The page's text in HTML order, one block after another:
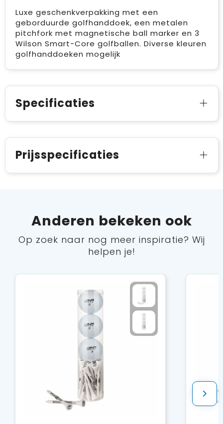
Luxe geschenkverpakking met een
geborduurde golfhanddoek, een metalen
pitchfork met magnetische ball marker en 3
Wilson Smart-Core golfballen. Diverse kleuren
golfhanddoeken mogelijk
Specificaties
Prijsspecificaties
Anderen bekeken ook
Op zoek naar nog meer inspiratie? Wij
helpen je!